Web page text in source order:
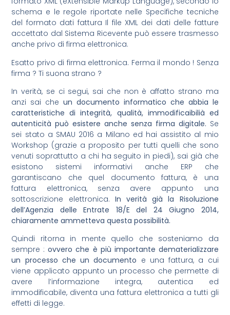
schema e le regole riportate nelle Specifiche tecniche
del formato dati fattura Il file XML dei dati delle fatture
accettato dal Sistema Ricevente può essere trasmesso
anche privo di firma elettronica.
Esatto privo di firma elettronica. Ferma il mondo ! Senza
firma ? Ti suona strano ?
In verità, se ci segui, sai che non è affatto strano ma
anzi sai cheun documento informatico che abbia le
caratteristiche di integrità, qualità, immodificaibilià ed
autenticità può esistere anche senza firma digitale. Se
sei stato a SMAU 2016 a Milano ed hai assistito al mio
Workshop (grazie a proposito per tutti quelli che sono
venuti soprattutto a chi ha seguito in piedi), sai già che
esistono sistemi informativi anche ERP che
garantiscano che quel documento fattura, è una
fattura elettronica, senza avere appunto una
sottoscrizione elettronica. In verità già la Risoluzione
dell’Agenzia delle Entrate 18/E del 24 Giugno 2014,
chiaramente ammetteva questa possibilità.
Quindi ritorna in mente quello che sosteniamo da
sempre :ovvero che è più importante dematerializzare
un processo che un documento e una fattura, a cui
viene applicato appunto un processo che permette di
avere l’informazione integra, autentica ed
immodificabile, diventa una fattura elettronica a tutti gli
effetti di legge.